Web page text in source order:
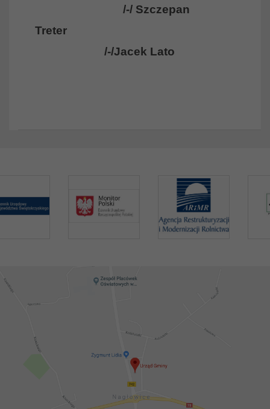
/-/ Szczepan
Treter
/-/Jacek Lato